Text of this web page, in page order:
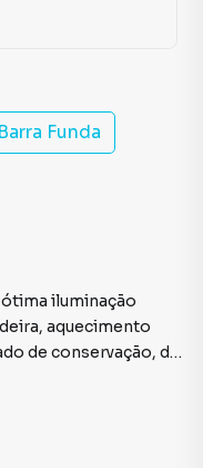
Barra Funda
iluminação
aquecimento
servir de escritório.